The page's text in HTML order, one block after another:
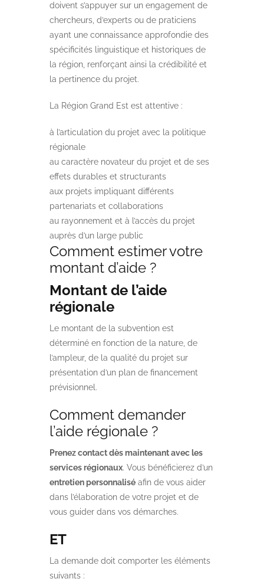
doivent s’appuyer sur un engagement de
chercheurs, d’experts ou de praticiens
ayant une connaissance approfondie des
spécificités linguistique et historiques de
la région, renforçant ainsi la crédibilité et
la pertinence du projet.
La Région Grand Est est attentive :
à l’articulation du projet avec la politique
régionale
au caractère novateur du projet et de ses
effets durables et structurants
aux projets impliquant différents
partenariats et collaborations
au rayonnement et à l’accès du projet
auprès d’un large public
Comment estimer votre
montant d’aide ?
Montant de l’aide
régionale
Le montant de la subvention est
déterminé en fonction de la nature, de
l’ampleur, de la qualité du projet sur
présentation d’un plan de financement
prévisionnel.
Comment demander
l’aide régionale ?
Prenez contact dès maintenant avec les
services régionaux. Vous bénéficierez d’un
entretien personnalisé afin de vous aider
dans l’élaboration de votre projet et de
vous guider dans vos démarches.
ET
La demande doit comporter les éléments
suivants :